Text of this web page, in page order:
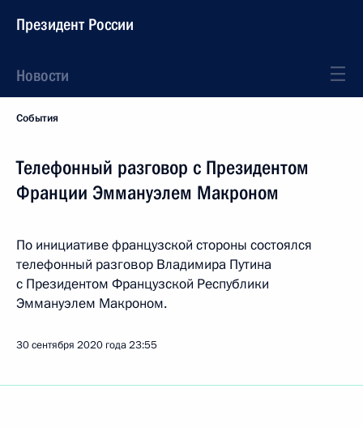
Президент России
Новости
События
Телефонный разговор с Президентом
Франции Эммануэлем Макроном
По инициативе французской стороны состоялся
телефонный разговор Владимира Путина
с Президентом Французской Республики
Эммануэлем Макроном.
30 сентября 2020 года23:55